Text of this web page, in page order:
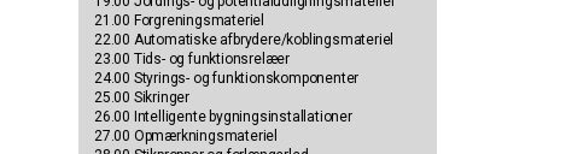
21.00 Forgreningsmateriel
22.00 Automatiske afbrydere/koblingsmateriel
23.00 Tids- og funktionsrelæer
24.00 Styrings- og funktionskomponenter
25.00 Sikringer
26.00 Intelligente bygningsinstallationer
27.00 Opmærkningsmateriel